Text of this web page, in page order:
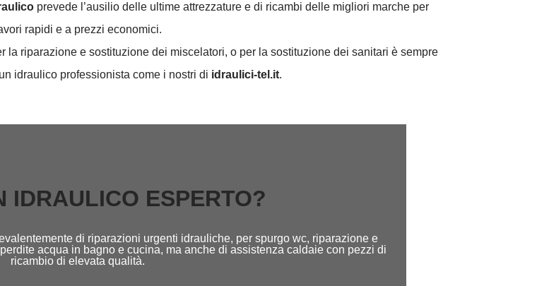
prevede l’ausilio delle ultime attrezzature e di ricambi delle migliori marche per
rapidi e a prezzi economici.
riparazione e sostituzione dei miscelatori, o per la sostituzione dei sanitari è sempre
idraulico professionista come i nostri di idraulici-tel.it.
IDRAULICO ESPERTO?
di riparazioni urgenti idrauliche, per spurgo wc, riparazione e
acqua in bagno e cucina, ma anche di assistenza caldaie con pezzi di
ricambio di elevata qualità.